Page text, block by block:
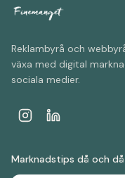
Reklambyrå och
växa med digital
sociala medier.
Marknadstips då och då